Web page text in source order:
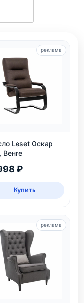
Leset Оскар
Венге
₽
Купить
реклама
реклама